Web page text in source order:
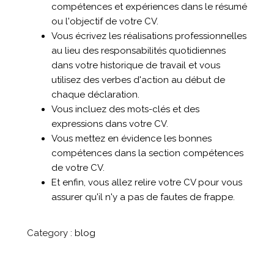
compétences et expériences dans le résumé
ou l'objectif de votre CV.
Vous écrivez les réalisations professionnelles
au lieu des responsabilités quotidiennes
dans votre historique de travail et vous
utilisez des verbes d'action au début de
chaque déclaration.
Vous incluez des mots-clés et des
expressions dans votre CV.
Vous mettez en évidence les bonnes
compétences dans la section compétences
de votre CV.
Et enfin, vous allez relire votre CV pour vous
assurer qu'il n'y a pas de fautes de frappe.
Category : blog